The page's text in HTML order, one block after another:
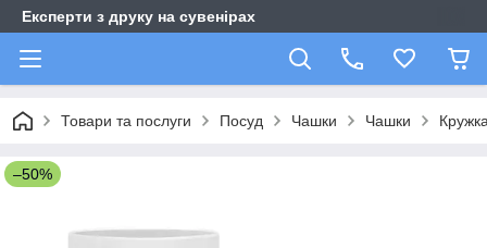
Експерти з друку на сувенірах
Товари та послуги Посуд Чашки Чашки
–50%